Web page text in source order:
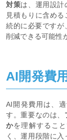
対策は、運用設計
見積もりに含め
続的に必要ですが
削減できる可能性
AI開発費
AI開発費用は、
す。重要なのは、
かを理解するこ
く、運用段階に